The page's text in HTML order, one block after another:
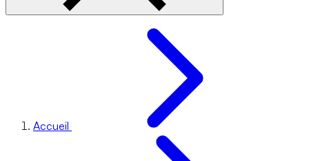
Accueil